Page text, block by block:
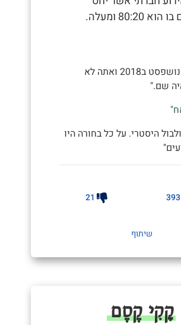
ומעלה.
- "נסעתי למנושפסט ב2018 ואתה לא
שם."
היסטרי. על כל בחורה היו
393
21
שיתוף
קָקִי קֶסֶם